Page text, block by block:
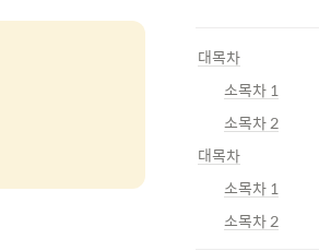
대목차
소목차 1
소목차 2
대목차
소목차 1
소목차 2